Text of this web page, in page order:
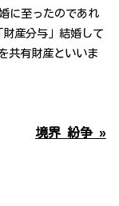
に至ったのであれ
産分与」結婚して
共有財産といいま
境界 紛争 »